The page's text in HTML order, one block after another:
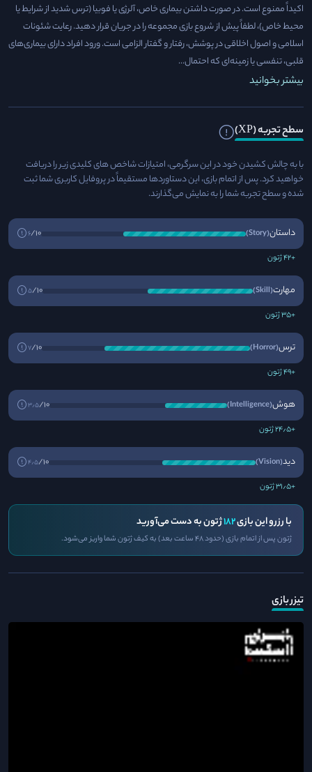
اکیداً ممنوع است. در صورت داشتن بیماری خاص، آلرژی یا فوبیا (ترس شدید از شرایط یا
محیط خاص)، لطفاً پیش از شروع بازی مجموعه را در جریان قرار دهید. رعایت شئونات
اسلامی و اصول اخلاقی در پوشش، رفتار و گفتار الزامی است. ورود افراد دارای بیماری‌های
قلبی، تنفسی یا زمینه‌ای که احتمال...
بیشتر بخوانید
سطح تجربه (XP)
با به چالش کشیدن خود در این سرگرمی، امتیازات شاخص های کلیدی زیر را دریافت
خواهید کرد. پس از اتمام بازی، این دستاوردها مستقیماً در پروفایل کاربری شما ثبت
شده و سطح تجربه شما را به نمایش می‌گذارند.
داستان(Story)
10/
6
+42 ژتون
مهارت(Skill)
10/
5
+35 ژتون
ترس(Horror)
10/
7
+49 ژتون
هوش(Intelligence)
10/ 3٫5
+24٫5 ژتون
دید(Vision)
10/ 4٫5
+31٫5 ژتون
با رزرو این بازی182ژتون به دست می‌آورید
ژتون پس از اتمام بازی (حدود ۴۸ ساعت بعد) به کیف ژتون شما واریز می‌شود.
تیزر بازی